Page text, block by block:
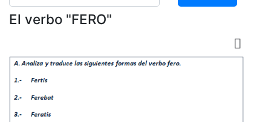
El verbo "FERO"